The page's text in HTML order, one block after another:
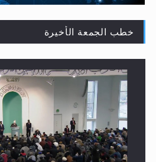
لا ناسخ ولا منسوخ في القرآن الكريم
خطب الجمعة الأخيرة